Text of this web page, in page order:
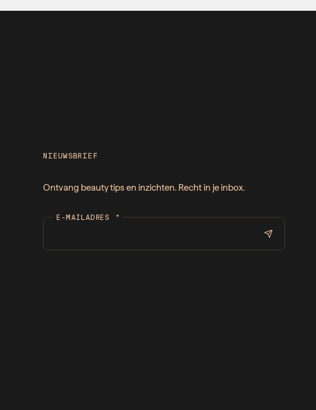
NIEUWSBRIEF
Ontvang beauty tips en inzichten. Recht in je inbox.
E-MAILADRES *